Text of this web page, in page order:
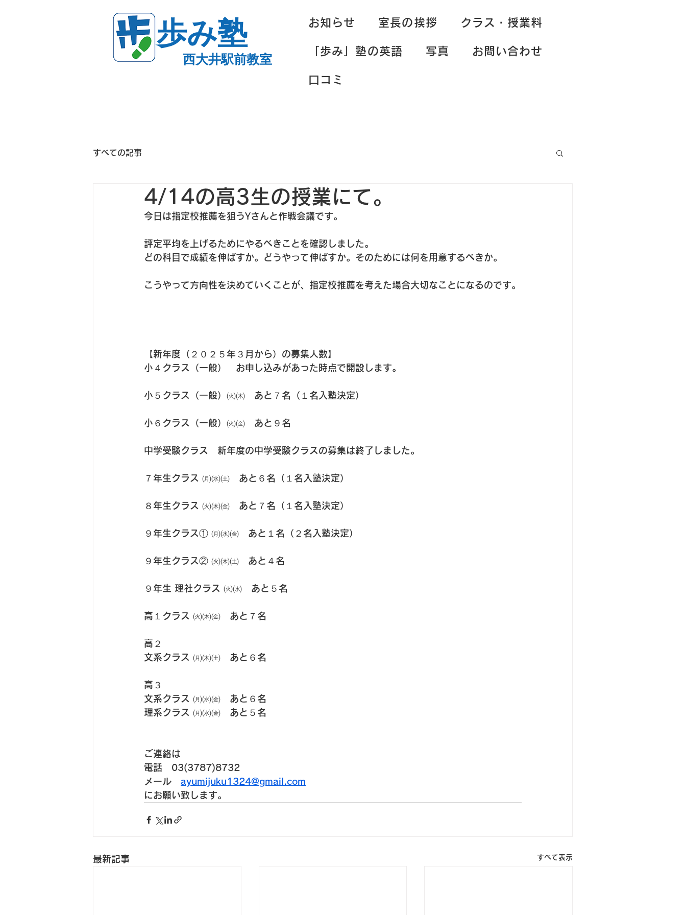
歩み塾
西大井駅前教室
お知らせ 室長の挨拶 クラス・授業料
「歩み」塾の英語 写真 お問い合わせ
口コミ
すべての記事
4/14の高3生の授業にて。
今日は指定校推薦を狙うYさんと作戦会議です。
評定平均を上げるためにやるべきことを確認しました。
どの科目で成績を伸ばすか。どうやって伸ばすか。そのためには何を用意するべきか。
こうやって方向性を決めていくことが、指定校推薦を考えた場合大切なことになるのです。
【新年度（２０２５年３月から）の募集人数】
小４クラス（一般）　お申し込みがあった時点で開設します。
小５クラス（一般）㈫㈭　あと７名（１名入塾決定）
小６クラス（一般）㈫㈮　あと９名
中学受験クラス　新年度の中学受験クラスの募集は終了しました。
７年生クラス ㈪㈬㈯　あと６名（１名入塾決定）
８年生クラス ㈫㈭㈮　あと７名（１名入塾決定）
９年生クラス① ㈪㈬㈮　あと１名（２名入塾決定）
９年生クラス② ㈫㈭㈯　あと４名
９年生 理社クラス ㈫㈬　あと５名
高１クラス ㈫㈭㈮　あと７名
高２
文系クラス ㈪㈭㈯　あと６名
高３
文系クラス ㈪㈬㈮　あと６名
理系クラス ㈪㈬㈮　あと５名
ご連絡は
電話　03(3787)8732
メール ayumijuku1324@gmail.com
にお願い致します。
最新記事 すべて表示